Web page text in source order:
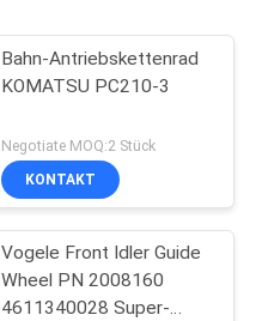
Bahn-Antriebskettenrad
KOMATSU PC210-3
Negotiate MOQ:2 Stück
KONTAKT
Vogele Front Idler Guide
Wheel PN 2008160
4611340028 Super-